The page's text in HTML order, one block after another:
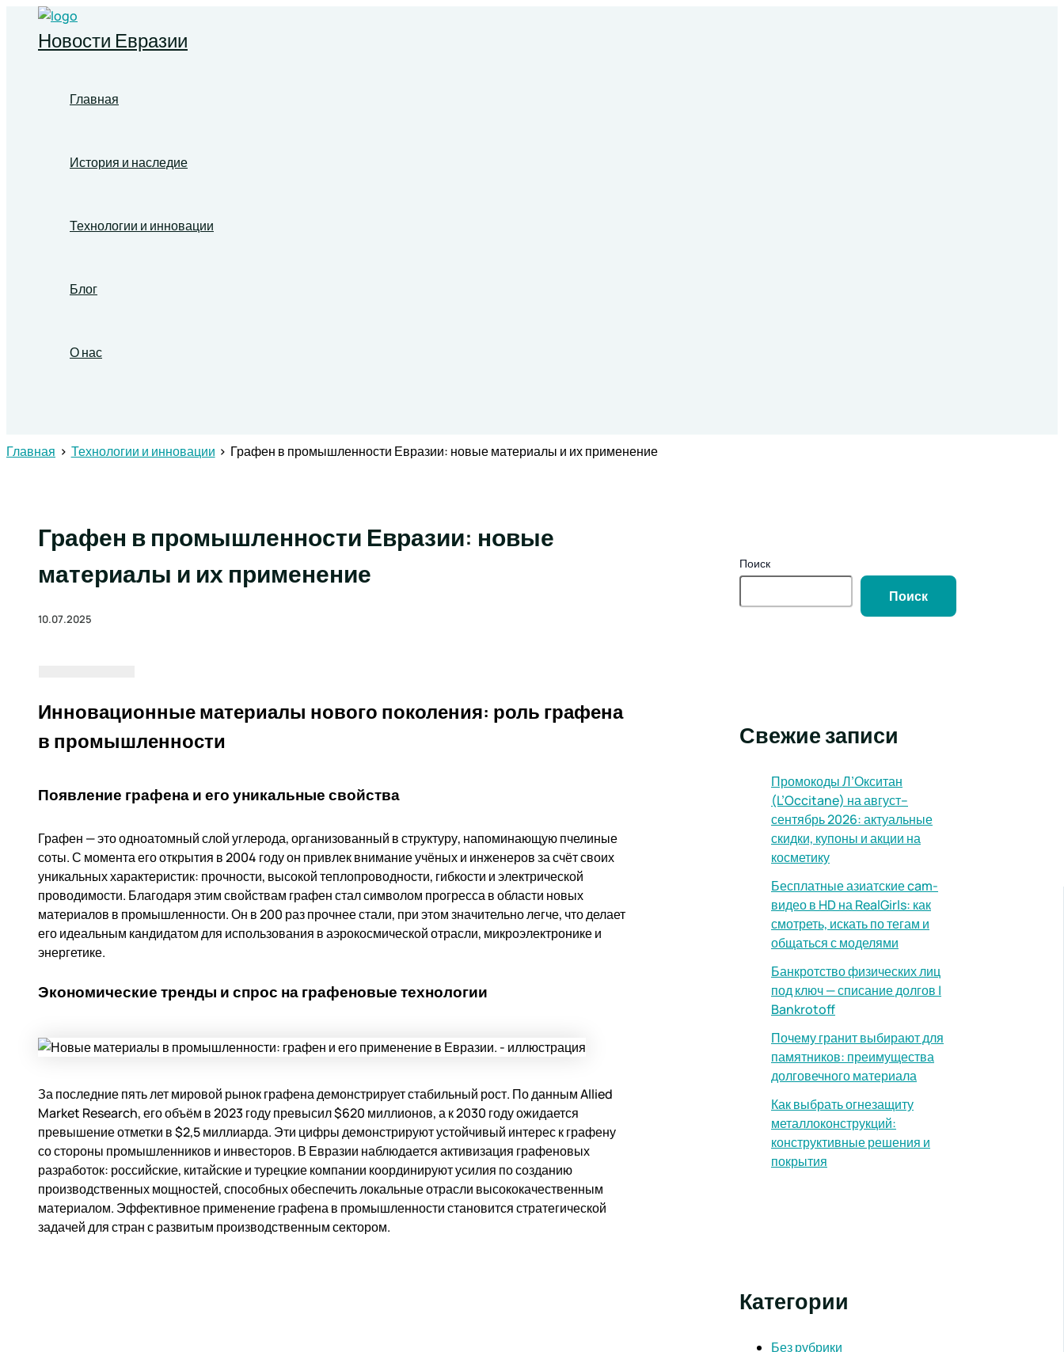
Перейти
содержимому
Новости Евразии
Главная
История и наследие
Технологии и инновации
Блог
О нас
Главная Технологии и инновации Графен в промышленности Евразии: новые материалы и их применение
Графен в промышленности Евразии: новые
материалы и их применение
10.07.2025
Инновационные материалы нового поколения: роль графена
в промышленности
Появление графена и его уникальные свойства
Графен — это одноатомный слой углерода, организованный в структуру, напоминающую пчелиные
соты. С момента его открытия в 2004 году он привлек внимание учёных и инженеров за счёт своих
уникальных характеристик: прочности, высокой теплопроводности, гибкости и электрической
проводимости. Благодаря этим свойствам графен стал символом прогресса в области новых
материалов в промышленности. Он в 200 раз прочнее стали, при этом значительно легче, что делает
его идеальным кандидатом для использования в аэрокосмической отрасли, микроэлектронике и
энергетике.
Экономические тренды и спрос на графеновые технологии
За последние пять лет мировой рынок графена демонстрирует стабильный рост. По данным Allied
Market Research, его объём в 2023 году превысил $620 миллионов, а к 2030 году ожидается
превышение отметки в $2,5 миллиарда. Эти цифры демонстрируют устойчивый интерес к графену
со стороны промышленников и инвесторов. В Евразии наблюдается активизация графеновых
разработок: российские, китайские и турецкие компании координируют усилия по созданию
производственных мощностей, способных обеспечить локальные отрасли высококачественным
материалом. Эффективное применение графена в промышленности становится стратегической
задачей для стран с развитым производственным сектором.
Поиск
Поиск
Свежие записи
Промокоды Л’Окситан
(L’Occitane) на август–
сентябрь 2026: актуальные
скидки, купоны и акции на
косметику
Бесплатные азиатские cam-
видео в HD на RealGirls: как
смотреть, искать по тегам и
общаться с моделями
Банкротство физических лиц
под ключ — списание долгов |
Bankrotoff
Почему гранит выбирают для
памятников: преимущества
долговечного материала
Как выбрать огнезащиту
металлоконструкций:
конструктивные решения и
покрытия
Категории
Без рубрики